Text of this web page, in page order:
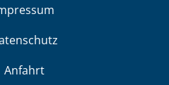
Anfahrt